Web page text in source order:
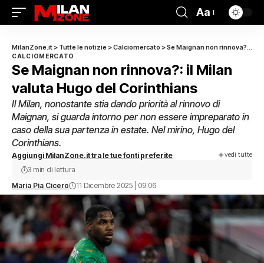
Aa
MilanZone.it > Tutte le notizie >Calciomercato >Se Maignan non rinnova?: il Milan valuta Hugo del Corinthians
CALCIOMERCATO
Se Maignan non rinnova?: il Milan
valuta Hugo del Corinthians
Il Milan, nonostante stia dando priorità al rinnovo di
Maignan, si guarda intorno per non essere impreparato in
caso della sua partenza in estate. Nel mirino, Hugo del
Corinthians.
Aggiungi MilanZone.it tra le tue fonti preferite vedi tutte
Maria Pia Cicero 11 Dicembre 2025 | 09:06
3 min di lettura